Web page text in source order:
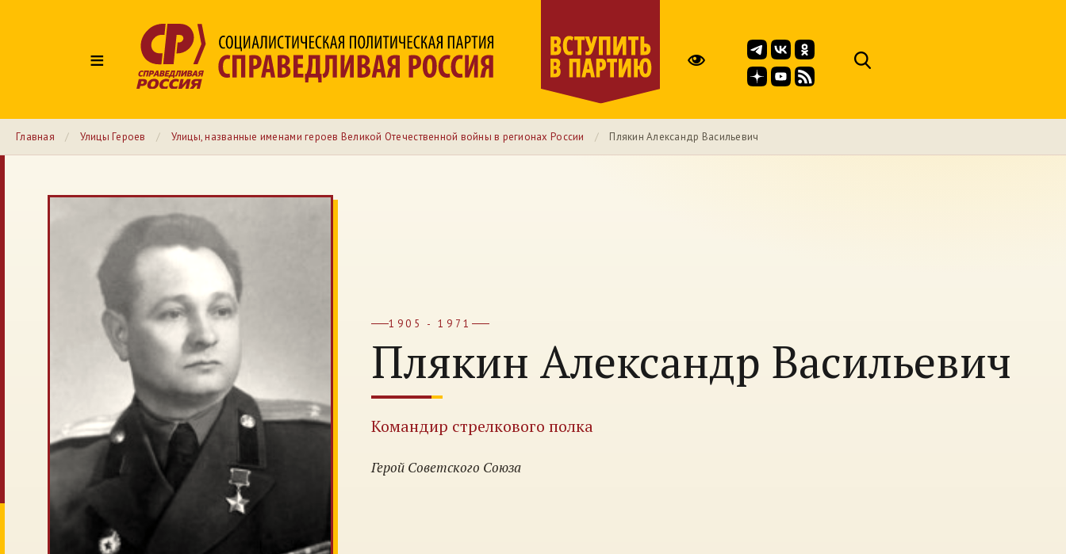
≡
Главная / Улицы Героев / Улицы, названные именами героев Великой Отечественной войны в регионах России / Плякин Александр Васильевич
1905 - 1971
Плякин Александр Васильевич
Командир стрелкового полка
Герой Советского Союза